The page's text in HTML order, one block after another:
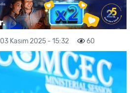
03 Kasım 2025 - 15:32 60